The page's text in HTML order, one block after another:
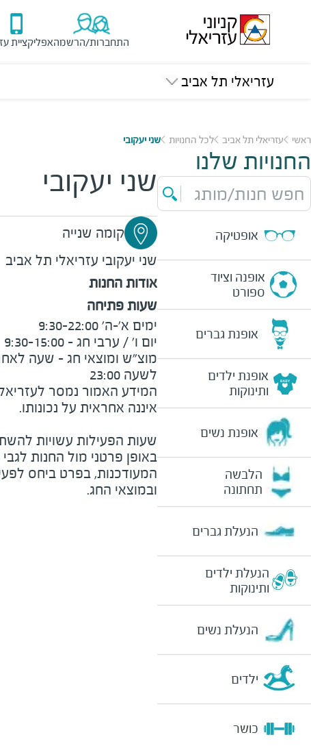
התחברות/הרשמהאפליקציית
עזריאלי תל אביב
ראשי עזריאלי תל אביב לכל החנויות שני יעקובי
החנויות שלנו
חפש חנות/מותג
אופטיקה
אופנה וציוד
ספורט
אופנת גברים
אופנת ילדים
ותינוקות
אופנת נשים
הלבשה
תחתונה
הנעלת גברים
הנעלת ילדים
ותינוקות
הנעלת נשים
ילדים
כושר
שני יעקובי
קומה שנייה
שני יעקובי עזריאלי תל אביב
אודות החנות
שעות פתיחה
לשעה 23:00
המידע האמור נמסר
שעות הפעילות עשויות
באופן פרטני מול החנות
המעודכנות, בפרט ביחס
ובמוצאי החג.